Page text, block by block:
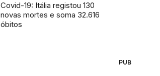
Covid-19: Itália registou 130
novas mortes e soma 32.616
óbitos
PUB